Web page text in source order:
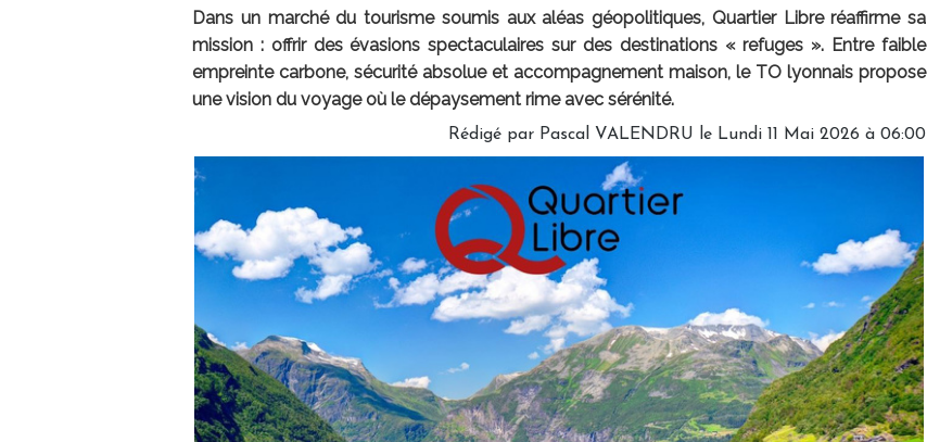
Dans un marché du tourisme soumis aux aléas géopolitiques, Quartier Libre réaffirme sa
mission : offrir des évasions spectaculaires sur des destinations « refuges ». Entre faible
empreinte carbone, sécurité absolue et accompagnement maison, le TO lyonnais propose
une vision du voyage où le dépaysement rime avec sérénité.
Rédigé par Pascal VALENDRU le Lundi 11 Mai 2026 à 06:00